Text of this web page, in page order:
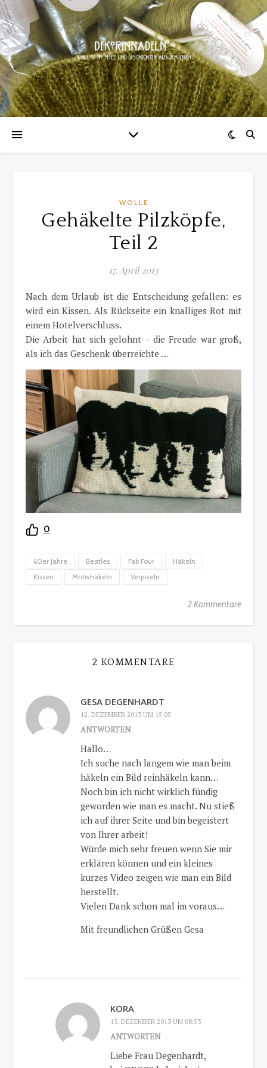
WOLLE
Gehäkelte Pilzköpfe,
Teil 2
17. April 2013
Nach dem Urlaub ist die Entscheidung gefallen: es
wird ein Kissen. Als Rückseite ein knalliges Rot mit
einem Hotelverschluss.
Die Arbeit hat sich gelohnt – die Freude war groß,
als ich das Geschenk überreichte …
0
60er Jahre Beatles Fab Four
Häkeln
Kissen
Motivhäkeln Verpixeln
2 Kommentare
2 KOMMENTARE
GESA DEGENHARDT
12. DEZEMBER 2013 UM 15:05
ANTWORTEN
Hallo…
Ich suche nach langem wie man beim
häkeln ein Bild reinhäkeln kann…
Noch bin ich nicht wirklich fündig
geworden wie man es macht. Nu stieß
ich auf ihrer Seite und bin begeistert
von Ihrer arbeit!
Würde mich sehr freuen wenn Sie mir
erklären können und ein kleines
kurzes Video zeigen wie man ein Bild
herstellt.
Vielen Dank schon mal im voraus…
Mit freundlichen Grüßen Gesa
KORA
13. DEZEMBER 2013 UM 08:53
ANTWORTEN
Liebe Frau Degenhardt,